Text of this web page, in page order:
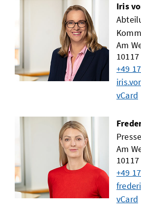
Iris
Am
10117
+49
vCard
Am
10117
+49
vCard